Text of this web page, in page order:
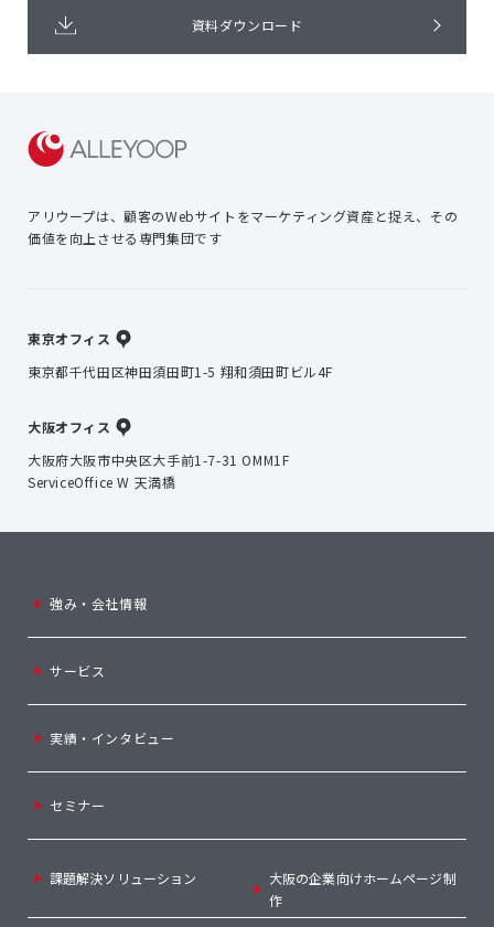
資料ダウンロード
アリウープは、顧客のWebサイトをマーケティング資産と捉え、 その
価値を向上させる専門集団です
東京オフィス
東京都千代田区神田須田町1-5 翔和須田町ビル4F
大阪オフィス
大阪府大阪市中央区大手前1-7-31 OMM1F
ServiceOffice W 天満橋
強み・会社情報
サービス
実績・インタビュー
セミナー
課題解決ソリューション
大阪の企業向けホームページ制
作